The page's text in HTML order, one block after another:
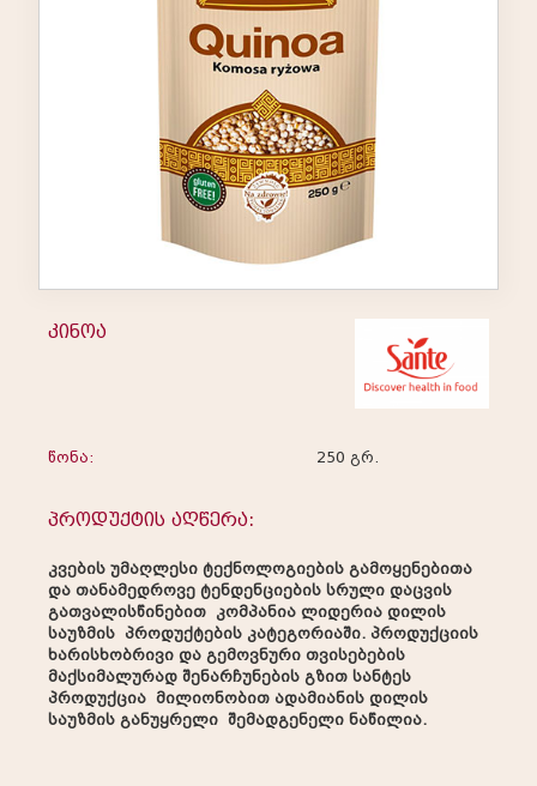
კინოა
წონა: 250 გრ.
პროდუქტის აღწერა:
კვების უმაღლესი ტექნოლოგიების გამოყენებითა
და თანამედროვე ტენდენციების სრული დაცვის
გათვალისწინებით კომპანია ლიდერია დილის
საუზმის პროდუქტების კატეგორიაში. პროდუქციის
ხარისხობრივი და გემოვნური თვისებების
მაქსიმალურად შენარჩუნების გზით სანტეს
პროდუქცია მილიონობით ადამიანის დილის
საუზმის განუყრელი შემადგენელი ნაწილია.